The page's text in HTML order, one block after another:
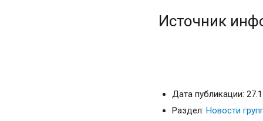
Источник
Дата публикации:
Раздел: Новости